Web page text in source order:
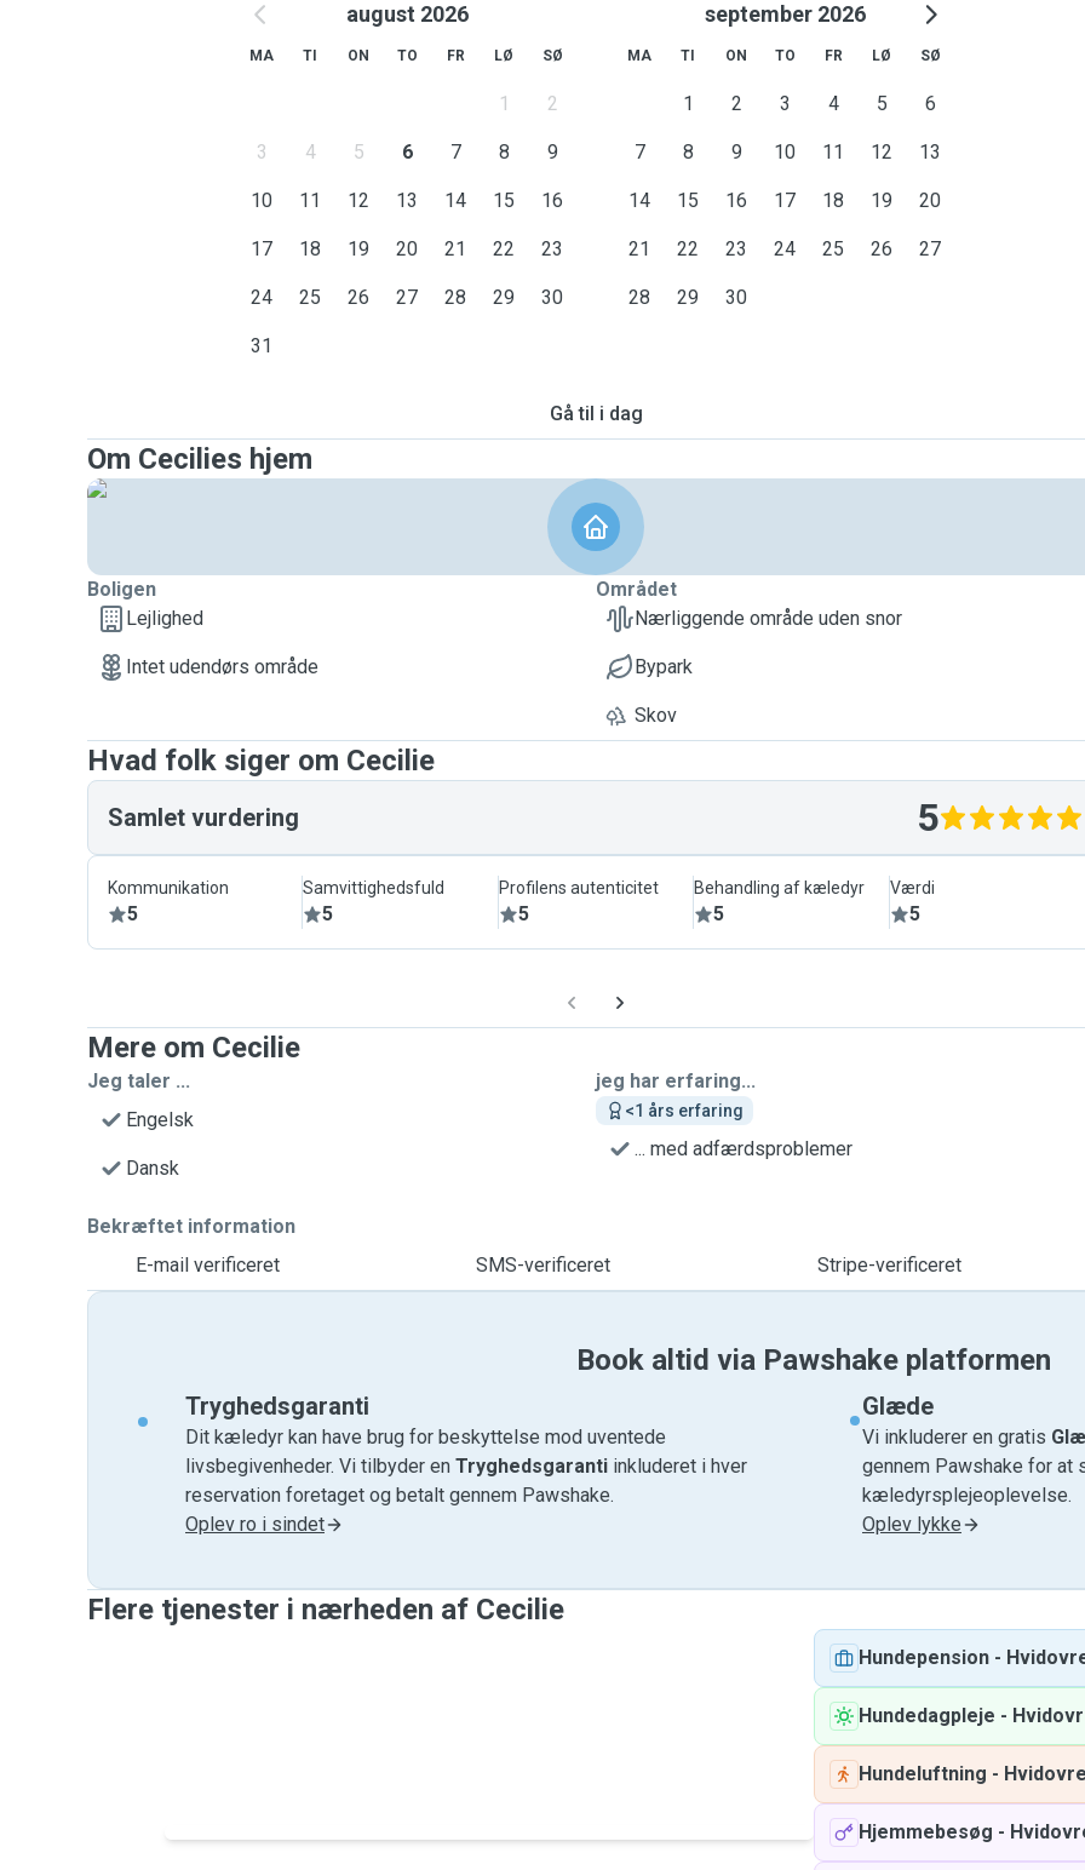
august 2026
MA TI ON TO FR LØ SØ
1 2
3 4 5 6 7 8 9
10 11 12 13 14 15 16
17 18 19 20 21 22 23
24 25 26 27 28 29 30
31
september 2026
MA TI ON TO FR LØ SØ
1 2 3 4 5 6
7 8 9 10 11 12 13
14 15 16 17 18 19 20
21 22 23 24 25 26 27
28 29 30
Gå til i dag
Om Cecilies hjem
Boligen
Lejlighed
Intet udendørs område
Området
Nærliggende område uden snor
Bypark
Skov
Hvad folk siger om Cecilie
Samlet vurdering 5
Kommunikation
5
Samvittighedsfuld
5
Profilens autenticitet
5
Behandling af kæledyr
5
Værdi
5
Mere om Cecilie
Jeg taler ...
Engelsk
Dansk
jeg har erfaring...
<1 års erfaring
... med adfærdsproblemer
Bekræftet information
E-mail verificeret
SMS-verificeret Stripe-verificeret
Book altid via Pawshake platformen
Tryghedsgaranti
Dit kæledyr kan have brug for beskyttelse mod uventede
livsbegivenheder. Vi tilbyder en Tryghedsgaranti inkluderet i hver
reservation foretaget og betalt gennem Pawshake.
Oplev ro i sindet
Glæde
Vi inkluderer en gratis
gennem Pawshake for at
kæledyrsplejeoplevelse.
Oplev lykke
Flere tjenester i nærheden af ​​Cecilie
Hundepension -
Hundedagpleje -
Hundeluftning -
Hjemmebesøg -